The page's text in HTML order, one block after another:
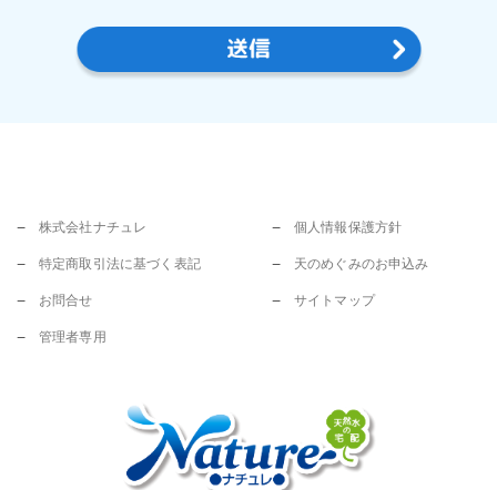
弊社は、お客様からお名前・ご住所・電話番
号・メールアドレスなどの個人情報をご提供い
お客様から、個人情報を収集させていただく場
合は、 その目的を明確にお知らせするものと
商品の配達やそれに伴うご連絡のため。
保守サービスのご提供のため。
株式会社ナチュレ 個人情報保護方針
特定商取引法に基づく表記 天のめぐみのお申込み
お問合せ サイトマップ
管理者専用